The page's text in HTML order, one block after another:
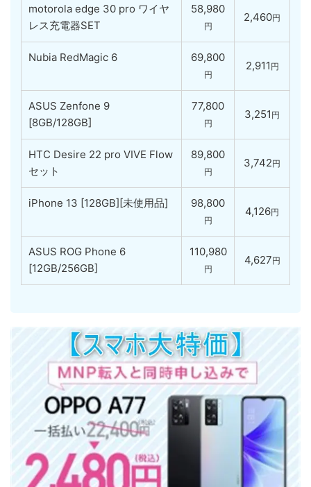
motorola edge 30 pro ワイヤ
レス充電器SET
58,980
円
2,460円
Nubia RedMagic 6 69,800
円
2,911 円
ASUS Zenfone 9
[8GB/128GB]
77,800
円
3,251 円
HTC Desire 22 pro VIVE Flow
セット
89,800
円
3,742円
iPhone 13 [128GB][未使用品] 98,800
円
4,126円
ASUS ROG Phone 6
[12GB/256GB]
110,980
円
4,627円